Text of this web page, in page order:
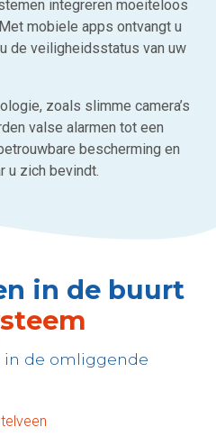
integreren moeiteloos
mobiele apps ontvangt u
de veiligheidsstatus van uw
zoals slimme camera’s
valse alarmen tot een
bescherming en
u zich bevindt.
in de buurt
in de omliggende